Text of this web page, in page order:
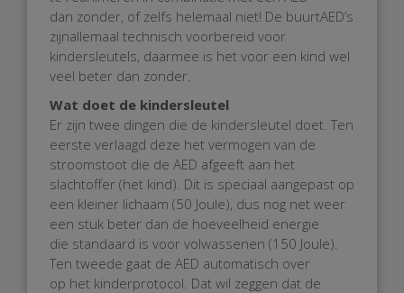
dan zonder, of zelfs helemaal niet! De buurtAED’s
zijnallemaal technisch voorbereid voor
kindersleutels, daarmee is het voor een kind wel
veel beter dan zonder.
Wat doet de kindersleutel
Er zijn twee dingen die de kindersleutel doet. Ten
eerste verlaagd deze het vermogen van de
stroomstoot die de AED afgeeft aan het
slachtoffer (het kind). Dit is speciaal aangepast op
een kleiner lichaam (50 Joule), dus nog net weer
een stuk beter dan de hoeveelheid energie
die standaard is voor volwassenen (150 Joule).
Ten tweede gaat de AED automatisch over
op het kinderprotocol. Dat wil zeggen dat de